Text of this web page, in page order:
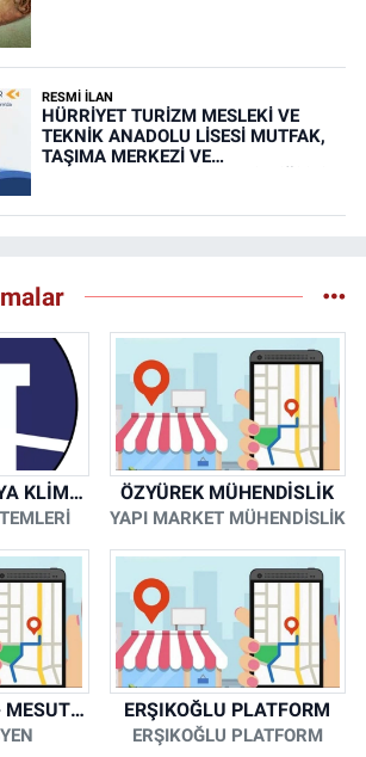
RESMİ İLAN
HÜRRİYET TURİZM MESLEKİ VE
TEKNİK ANADOLU LİSESİ MUTFAK,
TAŞIMA MERKEZİ VE
İZMİR BEYAZ EŞYA KLİMA KOMBİ SERVİSİ ÖZYÜREK MÜHENDİSLİK
YAPI MARKET MÜHENDİSLİK
DİŞ TEKNİSYENİ- MESUT KORKMAZ ERŞIKOĞLU PLATFORM
ERŞIKOĞLU PLATFORM